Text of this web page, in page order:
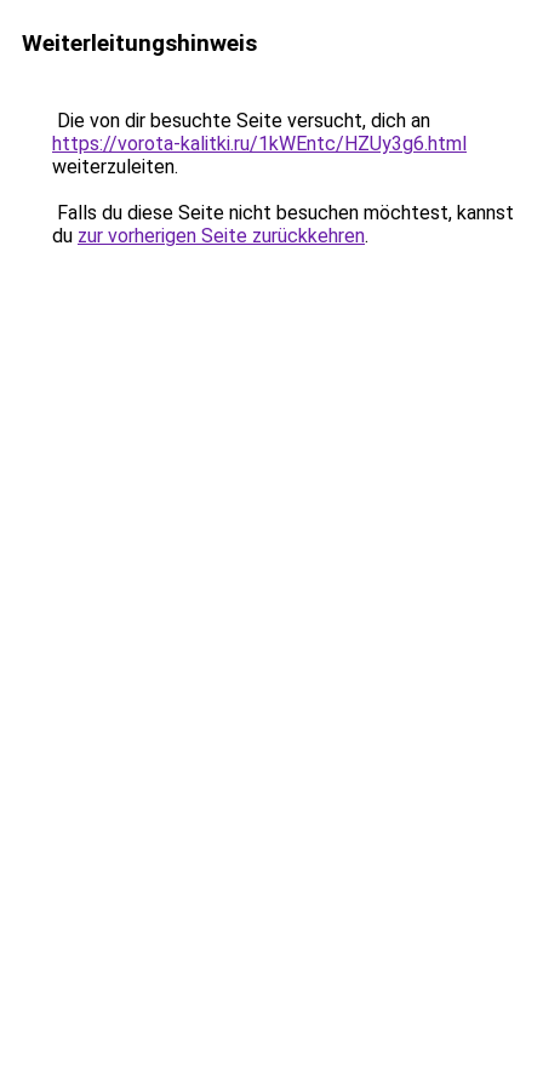
Weiterleitungshinweis
Die von dir besuchte Seite versucht, dich an
https://vorota-kalitki.ru/1kWEntc/HZUy3g6.html
weiterzuleiten.
Falls du diese Seite nicht besuchen möchtest, kannst
du zur vorherigen Seite zurückkehren.